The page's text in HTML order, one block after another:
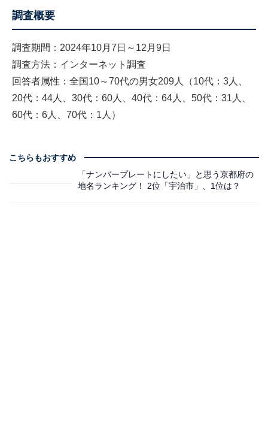
調査概要
調査期間：2024年10月7日～12月9日
調査方法：インターネット調査
回答者属性：全国10～70代の男女209人（10代：3人、
20代：44人、30代：60人、40代：64人、50代：31人、
60代：6人、70代：1人）
こちらもおすすめ
「ナンバープレートにしたい」と思う京都府の
地名ランキング！ 2位「宇治市」、1位は？